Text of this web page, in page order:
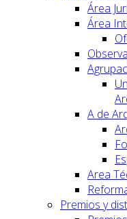
Área
Área
A de
Area
Premios y